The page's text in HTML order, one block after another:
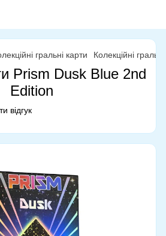
гральні карти Колекційні
Prism Dusk Blue 2nd
Edition
відгук